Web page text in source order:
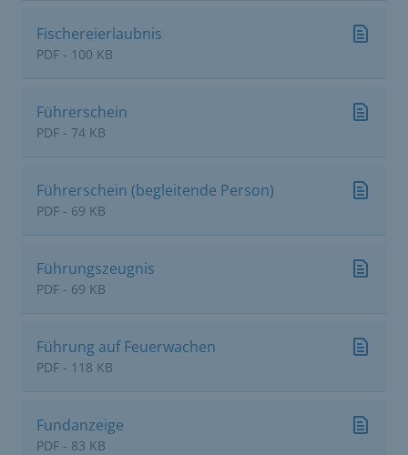
Fischereierlaubnis
PDF - 100 KB
Führerschein
PDF - 74 KB
Führerschein (begleitende Person)
PDF - 69 KB
Führungszeugnis
PDF - 69 KB
Führung auf Feuerwachen
PDF - 118 KB
Fundanzeige
PDF - 83 KB